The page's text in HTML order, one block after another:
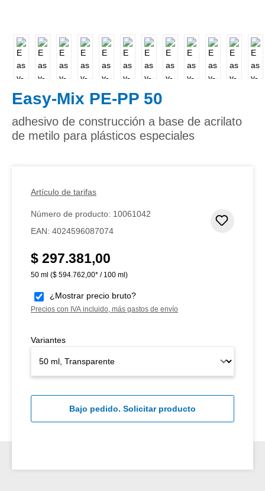
Easy-Mix PE-PP 50
adhesivo de construcción a base de acrilato
de metilo para plásticos especiales
Artículo de tarifas
Número de producto: 10061042
EAN: 4024596087074
Precio normal:
$ 297.381,00
50 ml ($ 594.762,00* / 100 ml)
¿Mostrar precio bruto?
Precios con IVA incluido, más gastos de envío
Variantes
Bajo pedido. Solicitar producto